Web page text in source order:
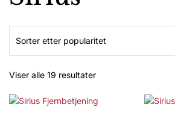
Viser alle 19 resultaterSortert